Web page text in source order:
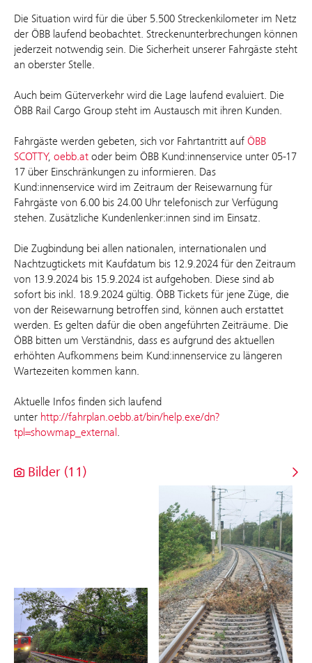
Die Situation wird für die über 5.500 Streckenkilometer im Netz
der ÖBB laufend beobachtet. Streckenunterbrechungen können
jederzeit notwendig sein. Die Sicherheit unserer Fahrgäste steht
an oberster Stelle.
Auch beim Güterverkehr wird die Lage laufend evaluiert. Die
ÖBB Rail Cargo Group steht im Austausch mit ihren Kunden.
Fahrgäste werden gebeten, sich vor Fahrtantritt auf ÖBB
SCOTTY, oebb.at oder beim ÖBB Kund:innenservice unter 05-17
17 über Einschränkungen zu informieren. Das
Kund:innenservice wird im Zeitraum der Reisewarnung für
Fahrgäste von 6.00 bis 24.00 Uhr telefonisch zur Verfügung
stehen. Zusätzliche Kundenlenker:innen sind im Einsatz.
Die Zugbindung bei allen nationalen, internationalen und
Nachtzugtickets mit Kaufdatum bis 12.9.2024 für den Zeitraum
von 13.9.2024 bis 15.9.2024 ist aufgehoben. Diese sind ab
sofort bis inkl. 18.9.2024 gültig. ÖBB Tickets für jene Züge, die
von der Reisewarnung betroffen sind, können auch erstattet
werden. Es gelten dafür die oben angeführten Zeiträume. Die
ÖBB bitten um Verständnis, dass es aufgrund des aktuellen
erhöhten Aufkommens beim Kund:innenservice zu längeren
Wartezeiten kommen kann.
Aktuelle Infos finden sich laufend
unter http://fahrplan.oebb.at/bin/help.exe/dn?
tpl=showmap_external
Bilder (11)